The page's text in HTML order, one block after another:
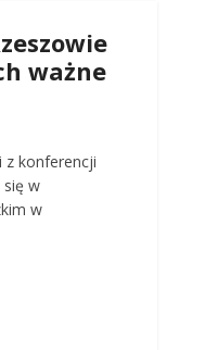
ważne
z konferencji
się w
w